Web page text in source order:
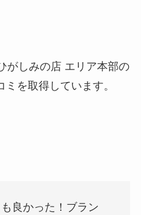
がしみの店 エリア本部の
ミを取得しています。
良かった！ブラン